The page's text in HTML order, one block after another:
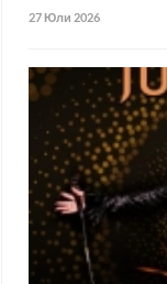
27 Юли 2026